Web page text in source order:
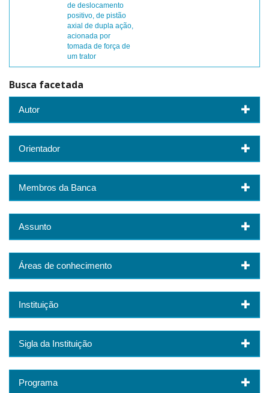
de deslocamento
positivo, de pistão
axial de dupla ação,
acionada por
tomada de força de
um trator
Busca facetada
Autor
Orientador
Membros da Banca
Assunto
Áreas de conhecimento
Instituição
Sigla da Instituição
Programa